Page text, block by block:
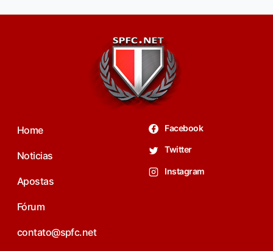
Home
Noticias
Apostas
Fórum
contato@spfc.net
Facebook
Twitter
Instagram